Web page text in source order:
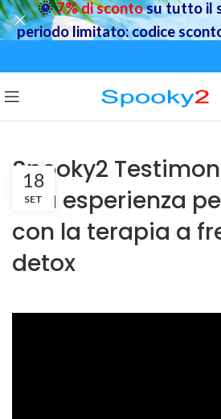
Spooky2
mia esperienza
con la terapia a
detox
18
SET
🌞7% di scontosu tutto il
periodo limitato: codice